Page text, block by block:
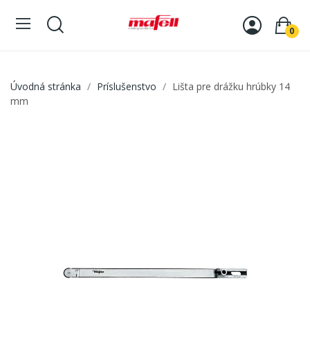
0
Úvodná stránka Príslušenstvo
Lišta pre drážku hrúbky 14
mm